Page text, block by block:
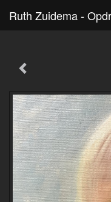
Ruth Zuidema -